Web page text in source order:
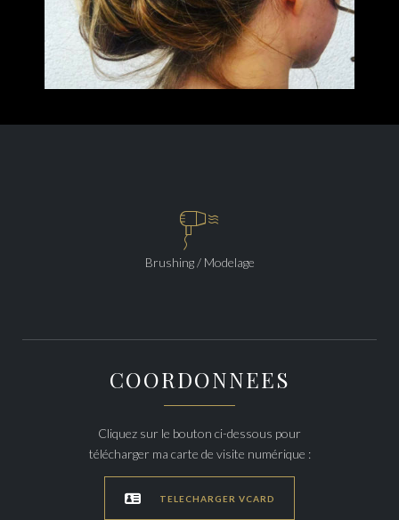

Brushing / Modelage
COORDONNEES
Cliquez sur le bouton ci-dessous pour
télécharger ma carte de visite numérique :
 TELECHARGER VCARD